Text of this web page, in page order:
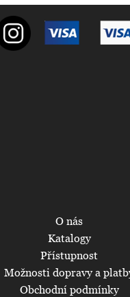
O nás
Katalogy
Přístupnost
Možnosti dopravy a
Obchodní podmínky